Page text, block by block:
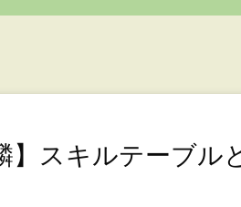
】スキルテーブル